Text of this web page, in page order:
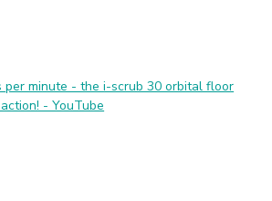
per minute - the i-scrub 30 orbital floor
- YouTube